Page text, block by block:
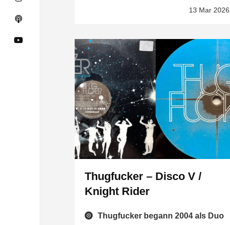
13 Mar 2026
Thugfucker – Disco V /
Knight Rider
Thugfucker begann 2004 als Duo